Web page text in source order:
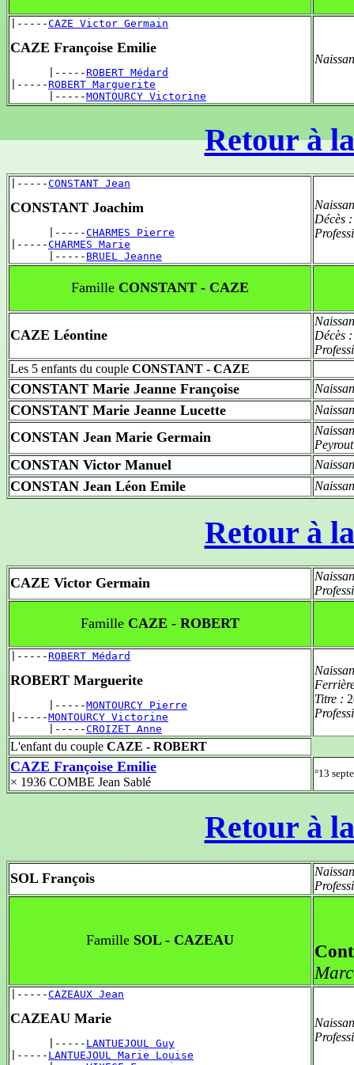
|-----CAZE Victor Germain
CAZE Françoise Emilie
      |-----
ROBERT Médard
|-----ROBERT Marguerite
      |-----
MONTOURCY Victorine
Retour à
|-----CONSTANT Jean
CONSTANT Joachim
      |-----
CHARMES Pierre
|-----CHARMES Marie
      |-----
BRUEL Jeanne
Décès
Famille CONSTANT - CAZE
CAZE Léontine
Décès
Les 5 enfants du couple CONSTANT - CAZE
CONSTANT Marie Jeanne Françoise
CONSTANT Marie Jeanne Lucette
CONSTAN Jean Marie Germain
Peyrout
CONSTAN Victor Manuel
CONSTAN Jean Léon Emile
Retour à
CAZE Victor Germain
Famille CAZE - ROBERT
|-----ROBERT Médard
ROBERT Marguerite
      |-----
MONTOURCY Pierre
|-----MONTOURCY Victorine
      |-----
CROIZET Anne
Titre :
L'enfant du couple CAZE - ROBERT
CAZE Françoise Emilie
× 1936 COMBE Jean Sablé
°13
Retour à
SOL François
Famille SOL - CAZEAU
|-----CAZEAUX Jean
CAZEAU Marie
      |-----
LANTUEJOUL Guy
|----- LANTUEJOUL Marie Louise